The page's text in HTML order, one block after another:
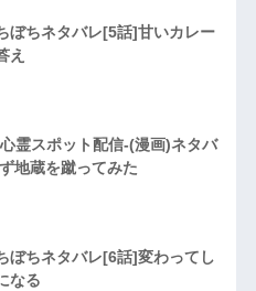
ぼちネタバレ[5話]甘いカレー
え
霊スポット配信-(漫画)ネタバ
地蔵を蹴ってみた
ぼちネタバレ[6話]変わってし
なる